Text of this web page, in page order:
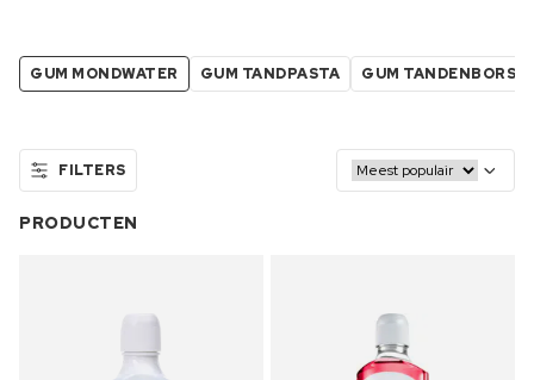
GUM MONDWATER GUM TANDPASTA GUM
FILTERS
PRODUCTEN